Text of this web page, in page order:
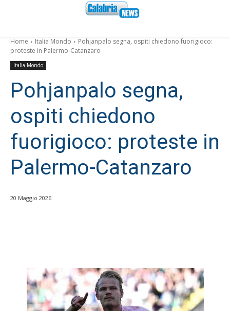
Home Italia Mondo
Pohjanpalo segna, ospiti chiedono fuorigioco:
proteste in Palermo-Catanzaro
Italia Mondo
Pohjanpalo segna,
ospiti chiedono
fuorigioco: proteste in
Palermo-Catanzaro
20 Maggio 2026